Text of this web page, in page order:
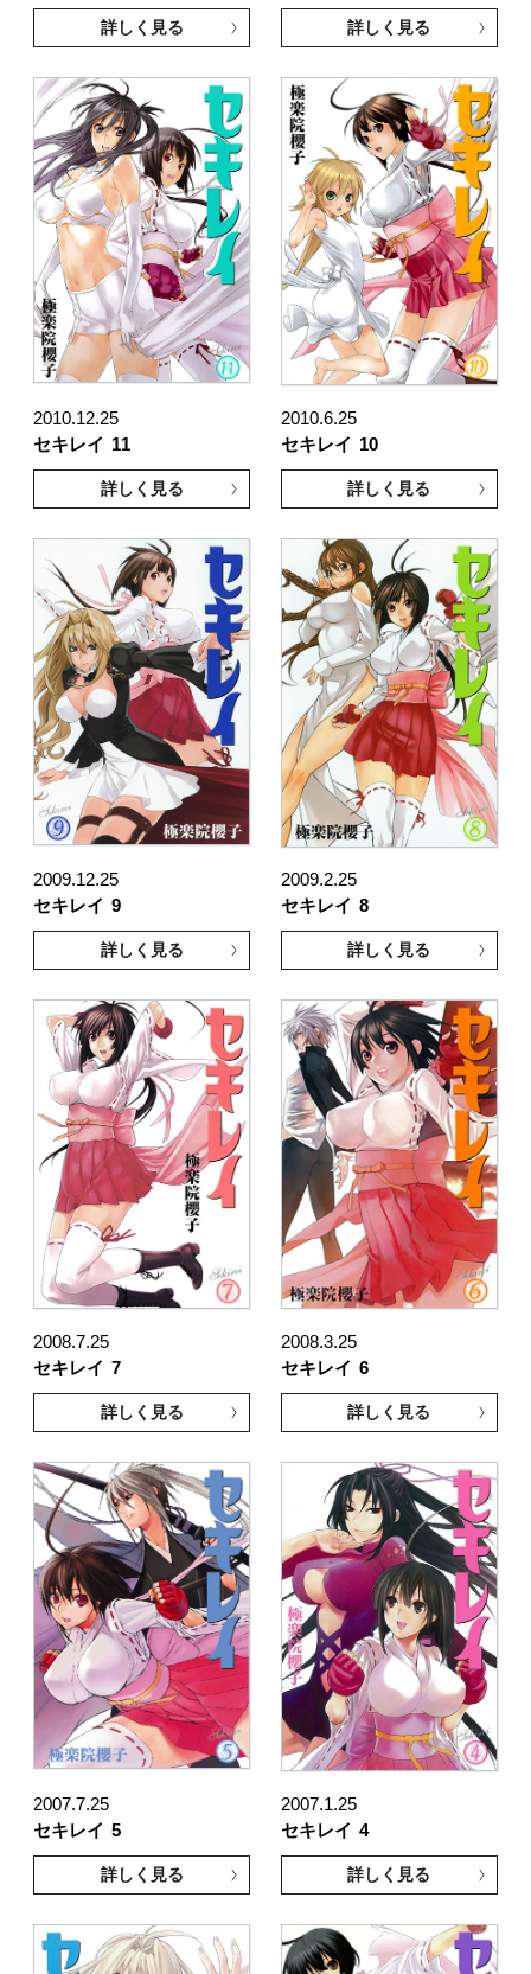
詳しく見る 詳しく見る
2010.12.25
セキレイ 11
詳しく見る
2010.6.25
セキレイ 10
詳しく見る
2009.12.25
セキレイ 9
詳しく見る
2009.2.25
セキレイ 8
詳しく見る
2008.7.25
セキレイ 7
詳しく見る
2008.3.25
セキレイ 6
詳しく見る
2007.7.25
セキレイ 5
詳しく見る
2007.1.25
セキレイ 4
詳しく見る